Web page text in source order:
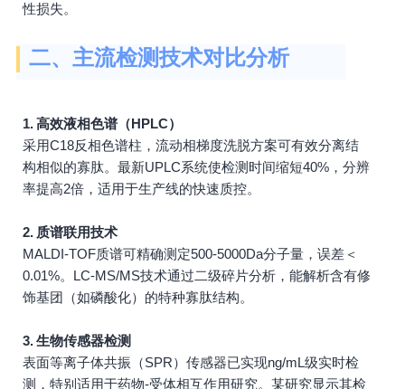
性损失。
二、主流检测技术对比分析
1. 高效液相色谱（HPLC）
采用C18反相色谱柱，流动相梯度洗脱方案可有效分离结
构相似的寡肽。最新UPLC系统使检测时间缩短40%，分辨
率提高2倍，适用于生产线的快速质控。
2. 质谱联用技术
MALDI-TOF质谱可精确测定500-5000Da分子量，误差＜
0.01%。LC-MS/MS技术通过二级碎片分析，能解析含有修
饰基团（如磷酸化）的特种寡肽结构。
3. 生物传感器检测
表面等离子体共振（SPR）传感器已实现ng/mL级实时检
测，特别适用于药物-受体相互作用研究。某研究显示其检